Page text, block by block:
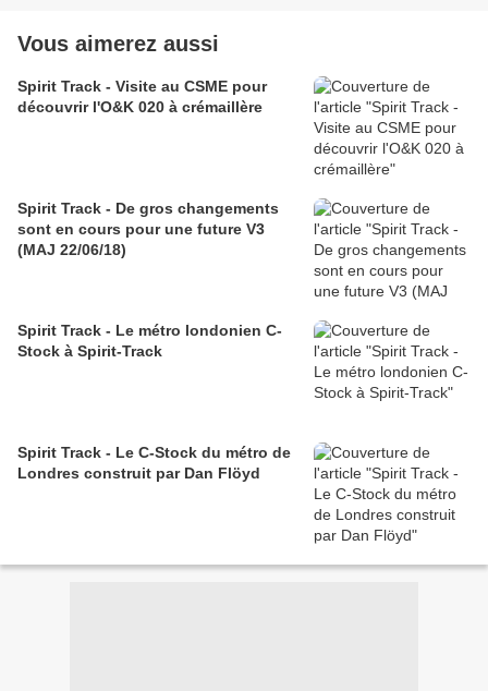
Vous aimerez aussi
Spirit Track - Visite au CSME pour
découvrir l'O&K 020 à crémaillère
Spirit Track - De gros changements
sont en cours pour une future V3
(MAJ 22/06/18)
Spirit Track - Le métro londonien C-
Stock à Spirit-Track
Spirit Track - Le C-Stock du métro de
Londres construit par Dan Flöyd